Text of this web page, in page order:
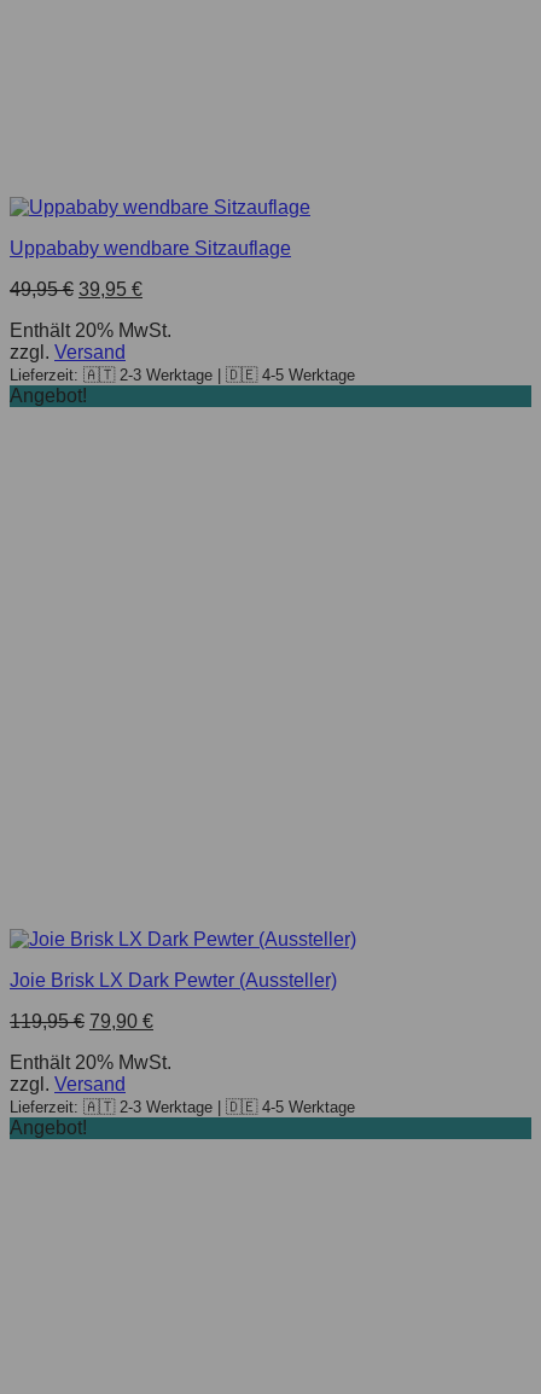
Uppababy wendbare Sitzauflage
49,95€ 39,95 €
Enthält 20% MwSt.
zzgl. Versand
Lieferzeit: 🇦🇹 2-3 Werktage | 🇩🇪 4-5 Werktage
Angebot!
Joie Brisk LX Dark Pewter (Aussteller)
119,95€ 79,90 €
Enthält 20% MwSt.
zzgl. Versand
Lieferzeit: 🇦🇹 2-3 Werktage | 🇩🇪 4-5 Werktage
Angebot!